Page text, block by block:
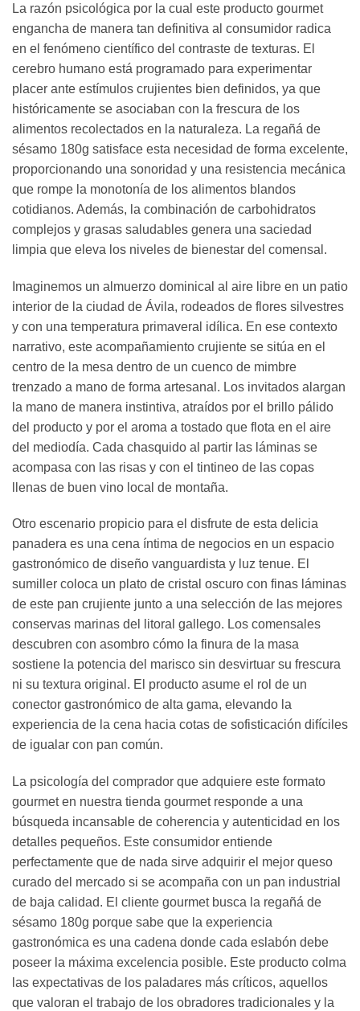
La razón psicológica por la cual este producto gourmet
engancha de manera tan definitiva al consumidor radica
en el fenómeno científico del contraste de texturas. El
cerebro humano está programado para experimentar
placer ante estímulos crujientes bien definidos, ya que
históricamente se asociaban con la frescura de los
alimentos recolectados en la naturaleza. La regañá de
sésamo 180g satisface esta necesidad de forma excelente,
proporcionando una sonoridad y una resistencia mecánica
que rompe la monotonía de los alimentos blandos
cotidianos. Además, la combinación de carbohidratos
complejos y grasas saludables genera una saciedad
limpia que eleva los niveles de bienestar del comensal.
Imaginemos un almuerzo dominical al aire libre en un patio
interior de la ciudad de Ávila, rodeados de flores silvestres
y con una temperatura primaveral idílica. En ese contexto
narrativo, este acompañamiento crujiente se sitúa en el
centro de la mesa dentro de un cuenco de mimbre
trenzado a mano de forma artesanal. Los invitados alargan
la mano de manera instintiva, atraídos por el brillo pálido
del producto y por el aroma a tostado que flota en el aire
del mediodía. Cada chasquido al partir las láminas se
acompasa con las risas y con el tintineo de las copas
llenas de buen vino local de montaña.
Otro escenario propicio para el disfrute de esta delicia
panadera es una cena íntima de negocios en un espacio
gastronómico de diseño vanguardista y luz tenue. El
sumiller coloca un plato de cristal oscuro con finas láminas
de este pan crujiente junto a una selección de las mejores
conservas marinas del litoral gallego. Los comensales
descubren con asombro cómo la finura de la masa
sostiene la potencia del marisco sin desvirtuar su frescura
ni su textura original. El producto asume el rol de un
conector gastronómico de alta gama, elevando la
experiencia de la cena hacia cotas de sofisticación difíciles
de igualar con pan común.
La psicología del comprador que adquiere este formato
gourmet en nuestra tienda gourmet responde a una
búsqueda incansable de coherencia y autenticidad en los
detalles pequeños. Este consumidor entiende
perfectamente que de nada sirve adquirir el mejor queso
curado del mercado si se acompaña con un pan industrial
de baja calidad. El cliente gourmet busca la regañá de
sésamo 180g porque sabe que la experiencia
gastronómica es una cadena donde cada eslabón debe
poseer la máxima excelencia posible. Este producto colma
las expectativas de los paladares más críticos, aquellos
que valoran el trabajo de los obradores tradicionales y la